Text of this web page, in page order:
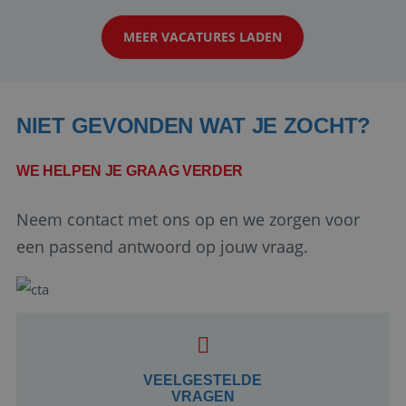
klanten te overtuigen om die droomreis te
boeken! ...
MEER VACATURES LADEN
NIET GEVONDEN WAT JE ZOCHT?
WE HELPEN JE GRAAG VERDER
Neem contact met ons op en we zorgen voor
een passend antwoord op jouw vraag.
VEELGESTELDE
VRAGEN
Google Privacy Policy